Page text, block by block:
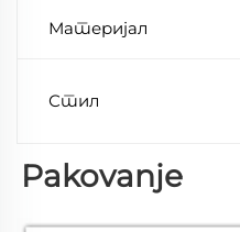
Материјал
Стил
Pakovanje